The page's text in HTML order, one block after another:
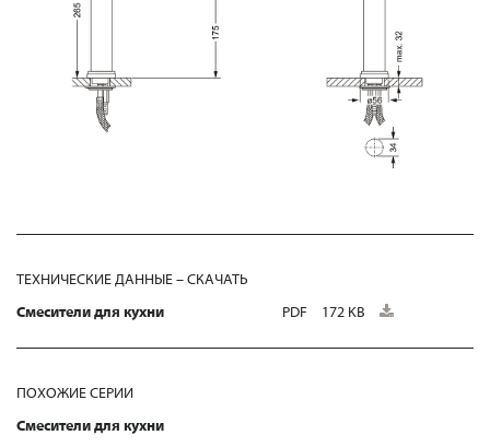
ТЕХНИЧЕСКИЕ ДАННЫЕ – СКАЧАТЬ
Смесители для кухни
PDF 172 KB
ПОХОЖИЕ СЕРИИ
Смесители для кухни